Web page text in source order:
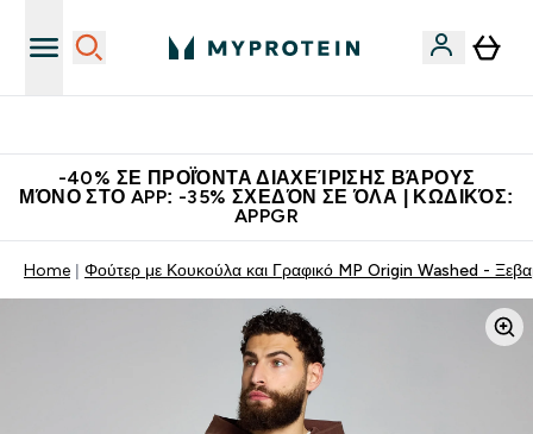
-40% ΣΕ ΠΡΟΪΌΝΤΑ ΔΙΑΧΕΊΡΙΣΗΣ ΒΆΡΟΥΣ
ΜΌΝΟ ΣΤΟ APP: -35% ΣΧΕΔΌΝ ΣΕ ΌΛΑ | ΚΩΔΙΚΌΣ:
APPGR
Home Φούτερ με Κουκούλα και Γραφικό MP Origin Washed -